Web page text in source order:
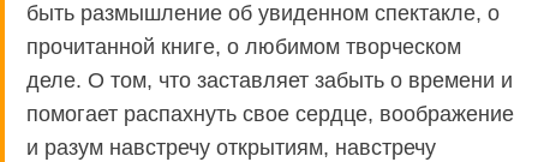
быть размышление об увиденном спектакле, о
прочитанной книге, о любимом творческом
деле. О том, что заставляет забыть о времени и
помогает распахнуть свое сердце, воображение
и разум навстречу открытиям, навстречу